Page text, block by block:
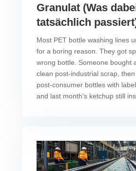
Granulat (Was
tatsächlich
Most PET bottle washing lines
for a boring reason. They got
wrong bottle. Someone bought
clean post-industrial scrap,
post-consumer bottles with
and last month's ketchup still